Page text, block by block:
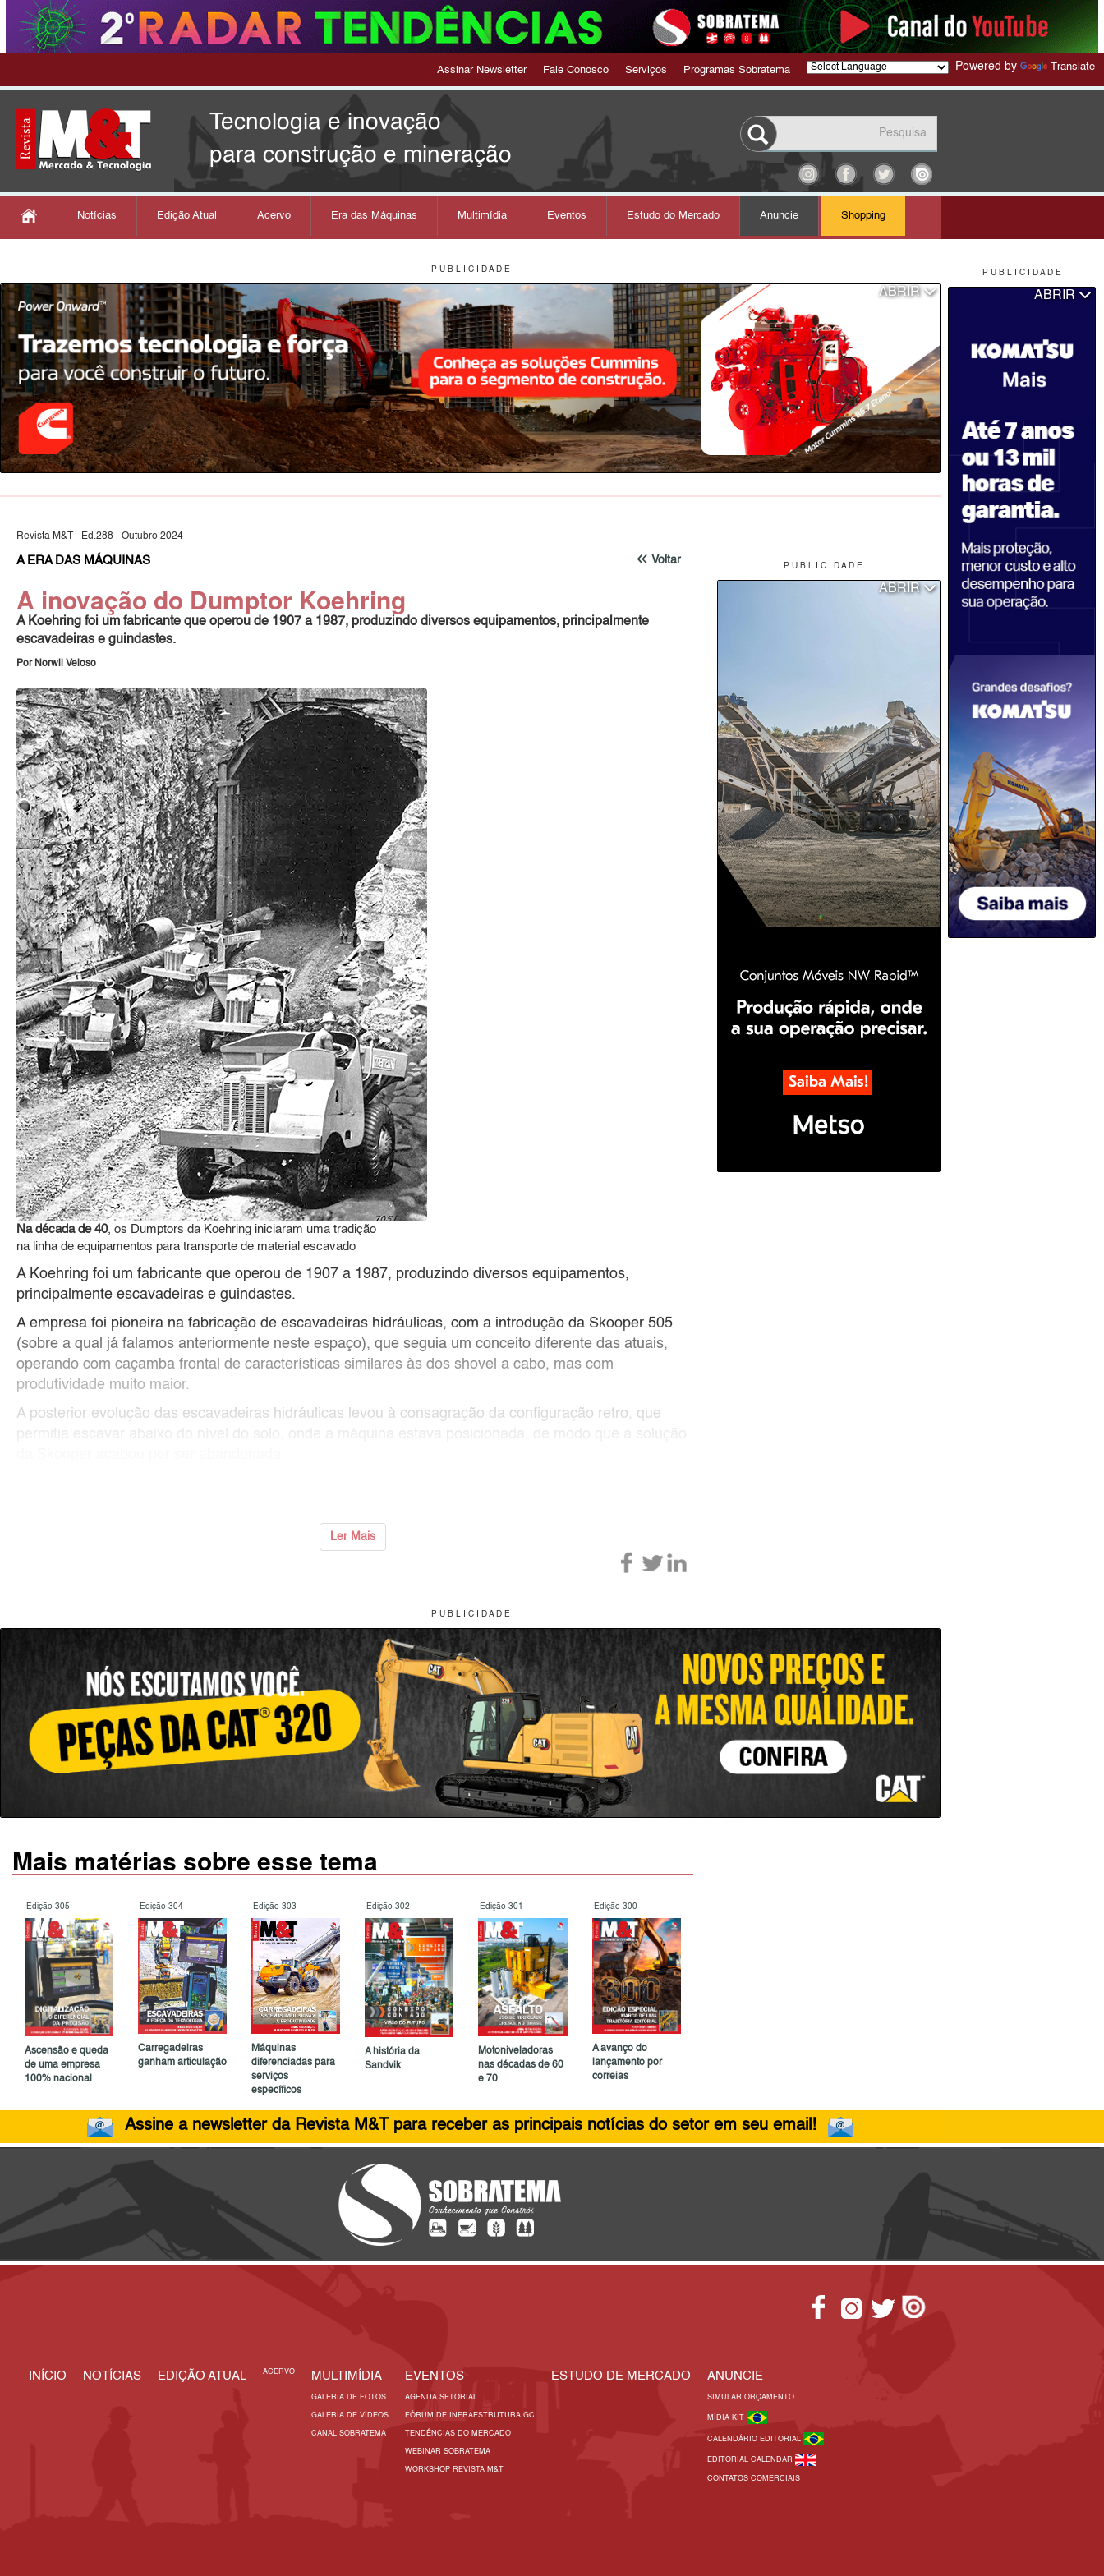
P U B L I C I D A D E
ABRIR
Assinar Newsletter Fale Conosco Serviços Programas Sobratema Powered by Translate
Tecnologia e inovação
para construção e mineração
Notícias Edição Atual Acervo Era das Máquinas Multimídia Eventos Estudo do Mercado Anuncie Shopping
P U B L I C I D A D E
ABRIR
Revista M&T - Ed.288 - Outubro 2024
Voltar
A ERA DAS MÁQUINAS
A inovação do Dumptor Koehring
A Koehring foi um fabricante que operou de 1907 a 1987, produzindo diversos equipamentos, principalmente
escavadeiras e guindastes.
Por Norwil Veloso
Na década de 40, os Dumptors da Koehring iniciaram uma tradição
na linha de equipamentos para transporte de material escavado
A Koehring foi um fabricante que operou de 1907 a 1987, produzindo diversos equipamentos,
principalmente escavadeiras e guindastes.
A empresa foi pioneira na fabricação de escavadeiras hidráulicas, com a introdução da Skooper 505
(sobre a qual já falamos anteriormente neste espaço), que seguia um conceito diferente das atuais,
operando com caçamba frontal de características similares às dos shovel a cabo, mas com
produtividade muito maior.
A posterior evolução das escavadeiras hidráulicas levou à consagração da configuração retro, que
Ler Mais
P U B L I C I D A D E
ABRIR
P U B L I C I D A D E
Mais matérias sobre esse tema
Edição 305
Ascensão e queda
de uma empresa
100% nacional
Edição 304
Carregadeiras
ganham articulação
Edição 303
Máquinas
diferenciadas para
serviços
específicos
Edição 302
A história da
Sandvik
Edição 301
Motoniveladoras
nas décadas de 60
e 70
Edição 300
A avanço do
lançamento por
correias
Assine a newsletter da Revista M&T para receber as principais notícias do setor em seu email!
INÍCIO NOTÍCIAS EDIÇÃO ATUAL ACERVO MULTIMÍDIA
GALERIA DE FOTOS
GALERIA DE VÍDEOS
CANAL SOBRATEMA
EVENTOS
AGENDA SETORIAL
FÓRUM DE INFRAESTRUTURA GC
TENDÊNCIAS DO MERCADO
WEBINAR SOBRATEMA
WORKSHOP REVISTA M&T
ESTUDO DE MERCADO ANUNCIE
SIMULAR ORÇAMENTO
MÍDIA KIT
CALENDÁRIO EDITORIAL
EDITORIAL CALENDAR
CONTATOS COMERCIAIS